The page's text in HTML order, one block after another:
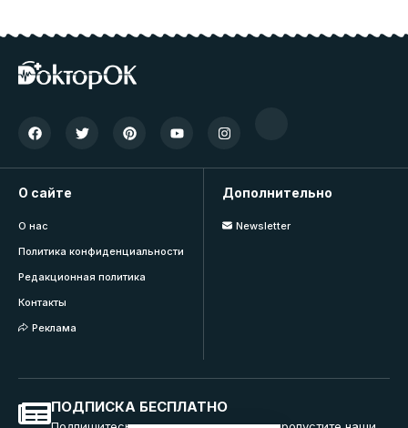
О сайте
О нас
Политика конфиденциальности
Редакционная политика
Контакты
Реклама
Дополнительно
Newsletter
ПОДПИСКА БЕСПЛАТНО